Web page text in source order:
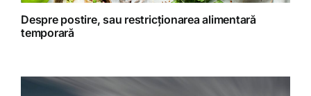
Retete Raw (nepreparate termic)
Despre postire, sau restricționarea alimentară
temporară